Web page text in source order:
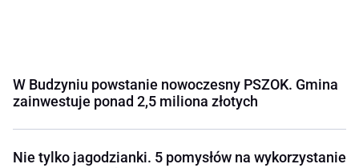
W Budzyniu powstanie nowoczesny PSZOK. Gmina
zainwestuje ponad 2,5 miliona złotych
Nie tylko jagodzianki. 5 pomysłów na wykorzystanie